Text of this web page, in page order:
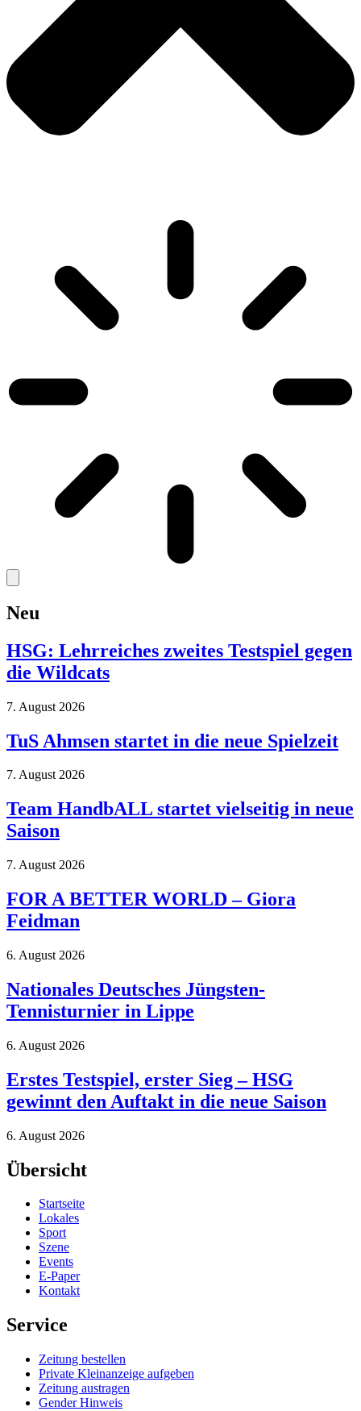
Neu
HSG: Lehrreiches zweites Testspiel gegen
die Wildcats
7. August 2026
TuS Ahmsen startet in die neue Spielzeit
7. August 2026
Team HandbALL startet vielseitig in neue
Saison
7. August 2026
FOR A BETTER WORLD – Giora
Feidman
6. August 2026
Nationales Deutsches Jüngsten-
Tennisturnier in Lippe
6. August 2026
Erstes Testspiel, erster Sieg – HSG
gewinnt den Auftakt in die neue Saison
6. August 2026
Übersicht
Startseite
Lokales
Sport
Szene
Events
E-Paper
Kontakt
Service
Zeitung bestellen
Private Kleinanzeige aufgeben
Zeitung austragen
Gender Hinweis